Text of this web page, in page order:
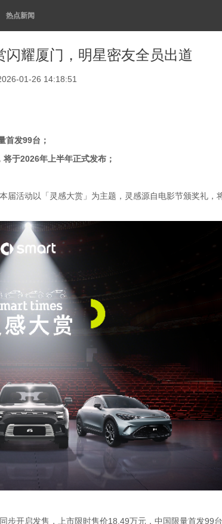
热点新闻
闪耀厦门，明星密友全员出道
01-26 14:18:51
首发99台；
将于2026年上半年正式发布；
届活动以「灵感大赏」为主题，灵感源自电影节颁奖礼，
开启发售，上市限时售价18.49万元，中国限量首发99台